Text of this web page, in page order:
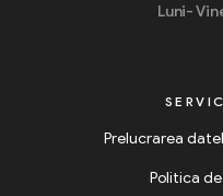
Luni-
Prelucrarea
Politica